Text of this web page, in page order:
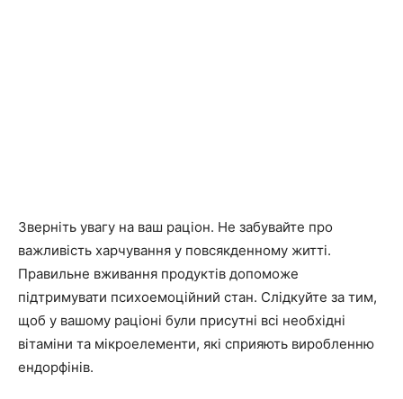
Зверніть увагу на ваш раціон. Не забувайте про
важливість харчування у повсякденному житті.
Правильне вживання продуктів допоможе
підтримувати психоемоційний стан. Слідкуйте за тим,
щоб у вашому раціоні були присутні всі необхідні
вітаміни та мікроелементи, які сприяють виробленню
ендорфінів.